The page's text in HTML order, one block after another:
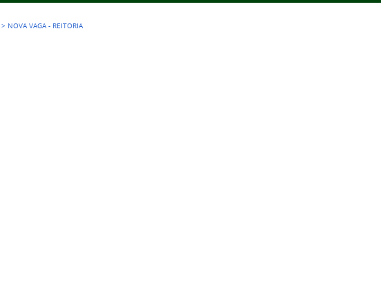
> NOVA VAGA - REITORIA